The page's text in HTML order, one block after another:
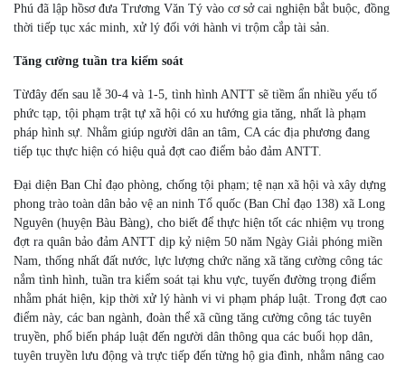
Phú đã lập hồsơ đưa Trương Văn Tý vào cơ sở cai nghiện bắt buộc, đồng
thời tiếp tục xác minh, xử lý đối với hành vi trộm cắp tài sản.
Tăng cường tuần tra kiểm soát
Từđây đến sau lễ 30-4 và 1-5, tình hình ANTT sẽ tiềm ẩn nhiều yếu tố
phức tạp, tội phạm trật tự xã hội có xu hướng gia tăng, nhất là phạm
pháp hình sự. Nhằm giúp người dân an tâm, CA các địa phương đang
tiếp tục thực hiện có hiệu quả đợt cao điểm bảo đảm ANTT.
Đại diện Ban Chỉ đạo phòng, chống tội phạm; tệ nạn xã hội và xây dựng
phong trào toàn dân bảo vệ an ninh Tổ quốc (Ban Chỉ đạo 138) xã Long
Nguyên (huyện Bàu Bàng), cho biết để thực hiện tốt các nhiệm vụ trong
đợt ra quân bảo đảm ANTT dịp kỷ niệm 50 năm Ngày Giải phóng miền
Nam, thống nhất đất nước, lực lượng chức năng xã tăng cường công tác
nắm tình hình, tuần tra kiểm soát tại khu vực, tuyến đường trọng điểm
nhằm phát hiện, kịp thời xử lý hành vi vi phạm pháp luật. Trong đợt cao
điểm này, các ban ngành, đoàn thể xã cũng tăng cường công tác tuyên
truyền, phổ biến pháp luật đến người dân thông qua các buổi họp dân,
tuyên truyền lưu động và trực tiếp đến từng hộ gia đình, nhằm nâng cao